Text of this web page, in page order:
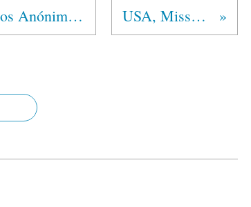
EL SALVADOR Alcohólicos Anónimos® USA, Missouri